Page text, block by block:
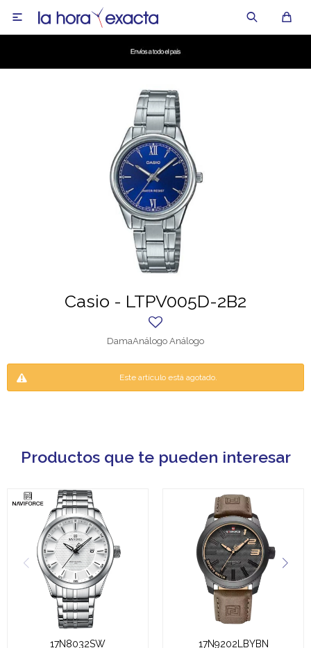

Casio - LTPV005D-2B2
DamaAnálogo Análogo
Este artículo está agotado.
Productos que te pueden interesar
17N8032SW 17N9202LBYBN